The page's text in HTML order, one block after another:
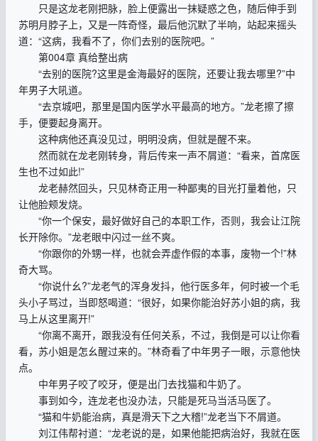
只是这龙老刚把脉，脸上便露出一抹疑惑之色，随后伸手到
苏明月脖子上，又是一阵奇怪，最后他沉默了半响，站起来摇头
道：“这病，我看不了，你们去别的医院吧。”
第004章 真给整出病
“去别的医院?这里是金海最好的医院，还要让我去哪里?”中
年男子大吼道。
“去京城吧，那里是国内医学水平最高的地方。”龙老擦了擦
手，便要起身离开。
这种病他还真没见过，明明没病，但就是醒不来。
然而就在龙老刚转身，背后传来一声不屑道：“看来，首席医
生也不过如此!”
龙老赫然回头，只见林奇正用一种鄙夷的目光打量着他，只
让他脸颊发烧。
“你一个保安，最好做好自己的本职工作，否则，我会让江院
长开除你。”龙老眼中闪过一丝不爽。
“你跟你的外甥一样，也就会弄虚作假的本事，废物一个!”林
奇大骂。
“你说什幺?”龙老气的浑身发抖，他行医多年，何时被一个毛
头小子骂过，当即怒喝道：“很好，如果你能治好苏小姐的病，我
马上从这里离开!”
“你离不离开，跟我没有任何关系，不过，我倒是可以让你看
看，苏小姐是怎幺醒过来的。”林奇看了中年男子一眼，示意他快
点。
中年男子咬了咬牙，便是出门去找猫和牛奶了。
事到如今，连龙老也没办法，只能是死马当活马医了。
“猫和牛奶能治病，真是滑天下之大稽!”龙老当下不屑道。
刘江伟帮衬道：“龙老说的是，如果他能把病治好，我就在医